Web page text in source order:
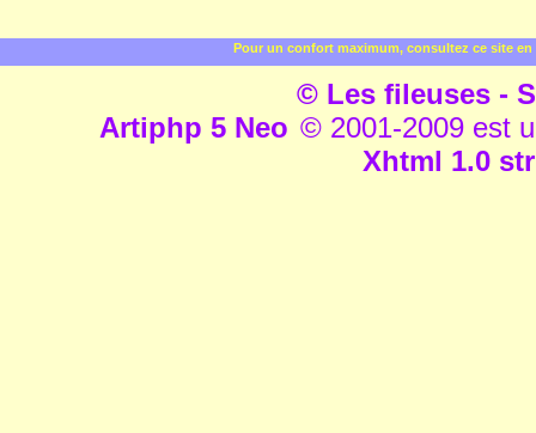
Pour un confort maximum, consultez ce site
© Les fileuses -
Artiphp 5 Neo © 2001-2009 est
Xhtml 1.0